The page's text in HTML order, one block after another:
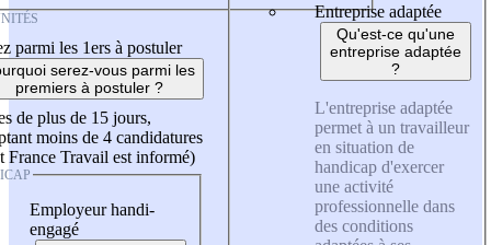
parmi les 1ers à postuler
serez-vous parmi les
premiers à postuler ?
de plus de 15 jours,
moins de 4 candidatures
France Travail est informé)
Employeur handi-
engagé
Entreprise adaptée
Qu'est-ce qu'une
entreprise adaptée
?
L'entreprise adaptée
permet à un travailleur
en situation de
handicap d'exercer
une activité
professionnelle dans
des conditions